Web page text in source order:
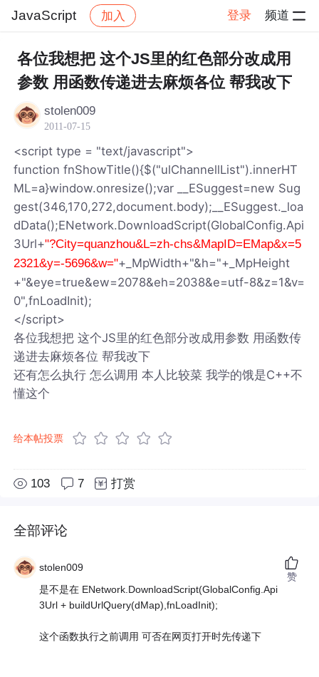
JavaScript 加入 登录 频道
社区 JavaScript 帖子详情
各位我想把 这个JS里的红色部分改成用
参数 用函数传递进去麻烦各位 帮我改下
stolen009
2011-07-15
<script type = "text/javascript">
function fnShowTitle(){$("ulChannellList").innerHT
ML=a}window.onresize();var __ESuggest=new Sug
gest(346,170,272,document.body);__ESuggest._loa
dData();ENetwork.DownloadScript(GlobalConfig.Api
3Url+"?City=quanzhou&L=zh-chs&MapID=EMap&x=5
2321&y=-5696&w="+_MpWidth+"&h="+_MpHeight
+"&eye=true&ew=2078&eh=2038&e=utf-8&z=1&v=
0",fnLoadInit);
</script>
各位我想把 这个JS里的红色部分改成用参数 用函数传
递进去麻烦各位 帮我改下
还有怎么执行 怎么调用 本人比较菜 我学的饿是C++不
懂这个
给本帖投票
103 7 打赏
全部评论
stolen009
是不是在 ENetwork.DownloadScript(GlobalConfig.Api
3Url + buildUrlQuery(dMap),fnLoadInit);
这个函数执行之前调用 可否在网页打开时先传递下
赞